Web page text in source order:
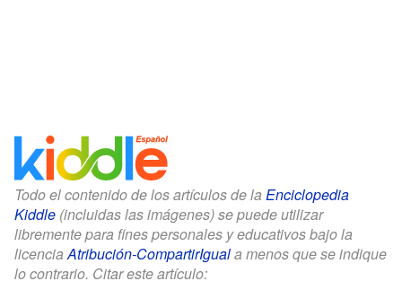
Todo el contenido de los artículos de la Enciclopedia
Kiddle (incluidas las imágenes) se puede utilizar
libremente para fines personales y educativos bajo la
licenciaAtribución-CompartirIguala menos que se indique
lo contrario. Citar este artículo: